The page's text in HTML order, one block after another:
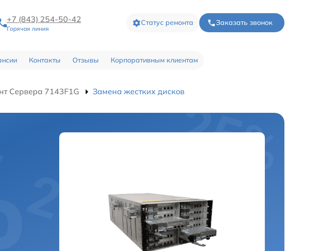
+7 (843) 254-50-42
Горячая линия
Статус ремонта Заказать звонок
Контакты Отзывы Корпоративным клиентам
Сервера 7143F1G Замена жестких дисков